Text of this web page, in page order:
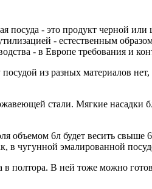
- это продукт черной или
- естественным
- в Европе требования и
из разных материалов
стали. Мягкие насадки
объемом 6л будет весить
в чугунной эмалированной
в полтора. В ней тоже можно